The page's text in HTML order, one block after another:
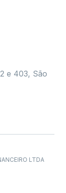
e 403, São
LTDA